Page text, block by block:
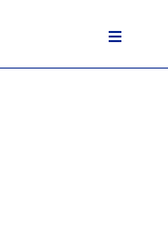
Toggle